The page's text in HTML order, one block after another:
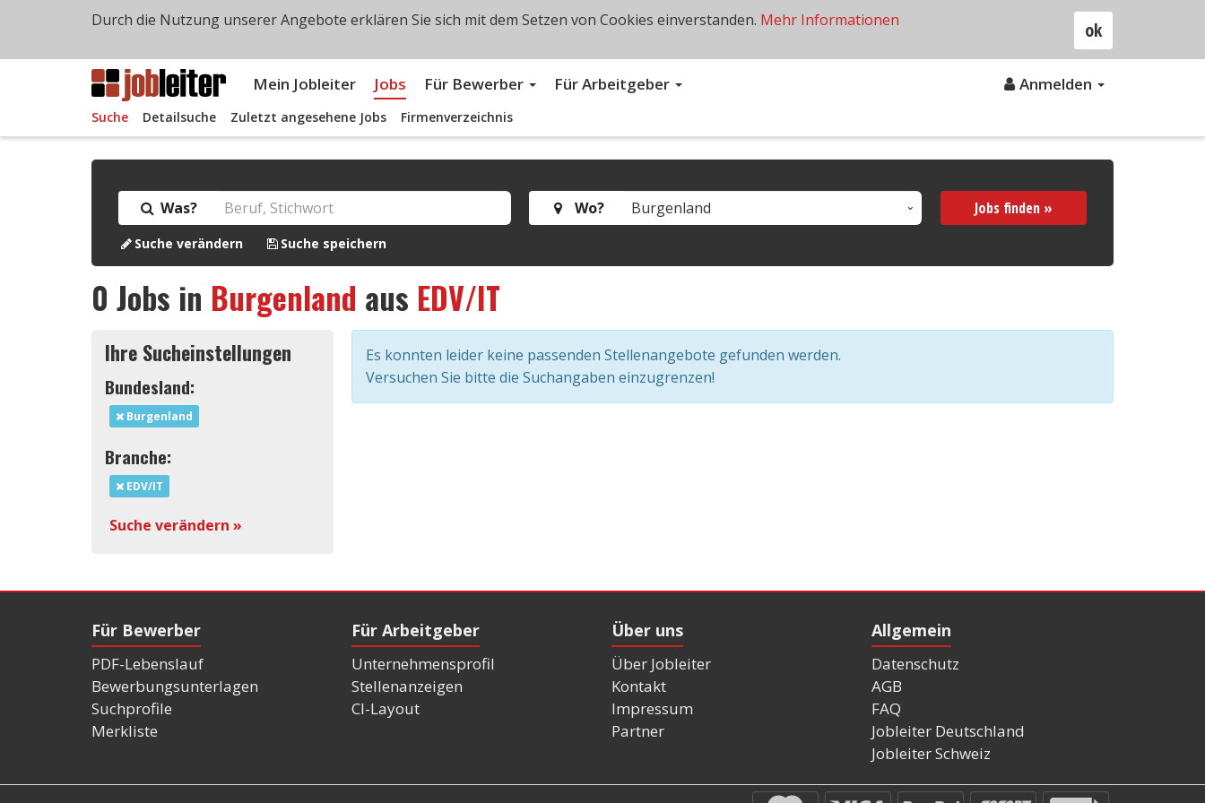
Mein Jobleiter Jobs Für Bewerber Für Arbeitgeber Anmelden
Suche Detailsuche Zuletzt angesehene Jobs Firmenverzeichnis
Was? Wo? Jobs finden »
Suche verändern Suche speichern
0 Jobs in Burgenland aus EDV/IT
Ihre Sucheinstellungen
Bundesland:
Burgenland
Branche:
EDV/IT
Suche verändern »
Es konnten leider keine passenden Stellenangebote gefunden werden.
Versuchen Sie bitte die Suchangaben einzugrenzen!
Für Bewerber
PDF-Lebenslauf
Bewerbungsunterlagen
Suchprofile
Merkliste
Für Arbeitgeber
Unternehmensprofil
Stellenanzeigen
CI-Layout
Über uns
Über Jobleiter
Kontakt
Impressum
Partner
Allgemein
Datenschutz
AGB
FAQ
Jobleiter Deutschland
Jobleiter Schweiz
ok
Durch die Nutzung unserer Angebote erklären Sie sich mit dem Setzen von Cookies einverstanden. Mehr Informationen